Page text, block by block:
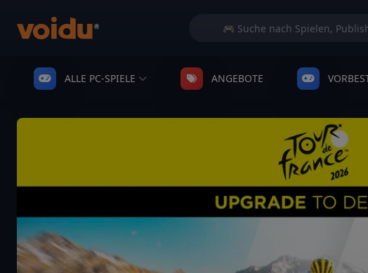
ALLE PC-SPIELE ANGEBOTE